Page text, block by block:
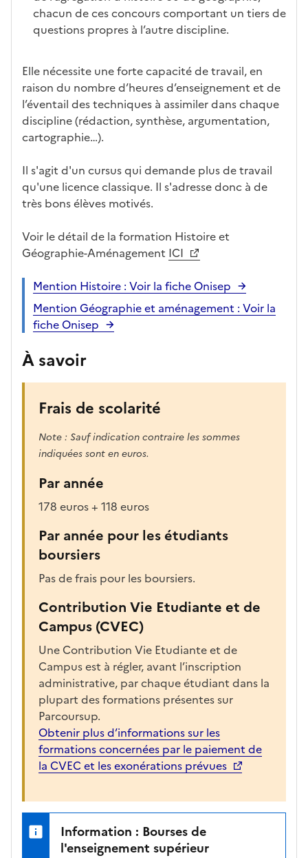
chacun de ces concours comportant un tiers de
questions propres à l’autre discipline.
Elle nécessite une forte capacité de travail, en
raison du nombre d’heures d’enseignement et de
l’éventail des techniques à assimiler dans chaque
discipline (rédaction, synthèse, argumentation,
cartographie…).
Il s'agit d'un cursus qui demande plus de travail
qu'une licence classique. Il s'adresse donc à de
très bons élèves motivés.
Voir le détail de la formation Histoire et
Géographie-Aménagement ICI
Mention Histoire : Voir la fiche Onisep
Mention Géographie et aménagement : Voir la
fiche Onisep
À savoir
Frais de scolarité
Note : Sauf indication contraire les sommes
indiquées sont en euros.
Par année
178 euros + 118 euros
Par année pour les étudiants
boursiers
Pas de frais pour les boursiers.
Contribution Vie Etudiante et de
Campus (CVEC)
Une Contribution Vie Etudiante et de
Campus est à régler, avant l’inscription
administrative, par chaque étudiant dans la
plupart des formations présentes sur
Parcoursup.
Obtenir plus d’informations sur les
formations concernées par le paiement de
la CVEC et les exonérations prévues
Information : Bourses de
l'enseignement supérieur